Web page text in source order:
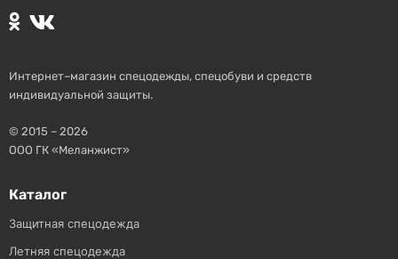
Интернет–магазин спецодежды, спецобуви и средств
индивидуальной защиты.
© 2015 – 2026
ООО ГК «Меланжист»
Каталог
Защитная спецодежда
Летняя спецодежда